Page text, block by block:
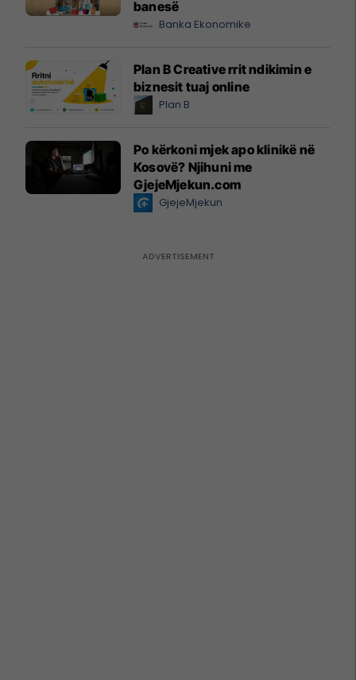
banesë
Banka Ekonomike
Plan B Creative rrit ndikimin e
biznesit tuaj online
Plan B
Po kërkoni mjek apo klinikë në
Kosovë? Njihuni me
GjejeMjekun.com
GjejeMjekun